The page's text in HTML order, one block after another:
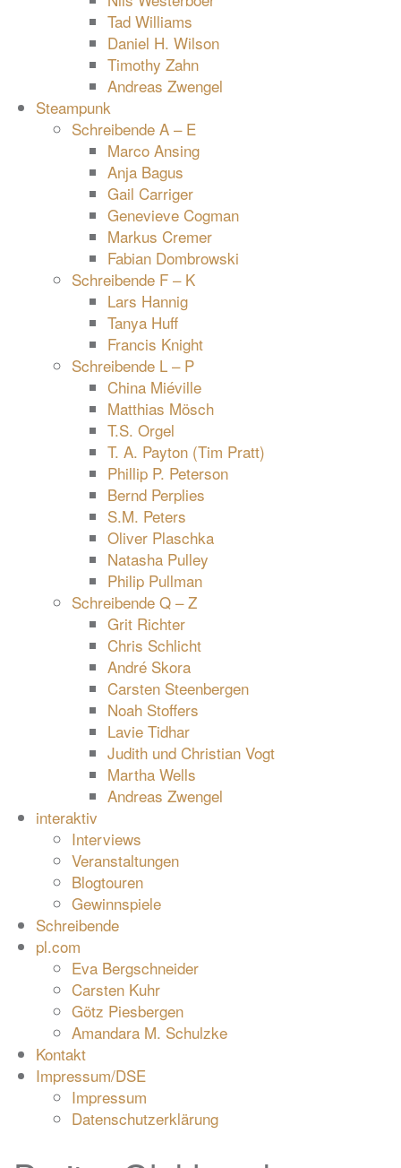
Tad Williams
Daniel H. Wilson
Timothy Zahn
Andreas Zwengel
Steampunk
Schreibende A – E
Marco Ansing
Anja Bagus
Gail Carriger
Genevieve Cogman
Markus Cremer
Fabian Dombrowski
Schreibende F – K
Lars Hannig
Tanya Huff
Francis Knight
Schreibende L – P
China Miéville
Matthias Mösch
T.S. Orgel
T. A. Payton (Tim Pratt)
Phillip P. Peterson
Bernd Perplies
S.M. Peters
Oliver Plaschka
Natasha Pulley
Philip Pullman
Schreibende Q – Z
Grit Richter
Chris Schlicht
André Skora
Carsten Steenbergen
Noah Stoffers
Lavie Tidhar
Judith und Christian Vogt
Martha Wells
Andreas Zwengel
interaktiv
Interviews
Veranstaltungen
Blogtouren
Gewinnspiele
Schreibende
pl.com
Eva Bergschneider
Carsten Kuhr
Götz Piesbergen
Amandara M. Schulzke
Kontakt
Impressum/DSE
Impressum
Datenschutzerklärung